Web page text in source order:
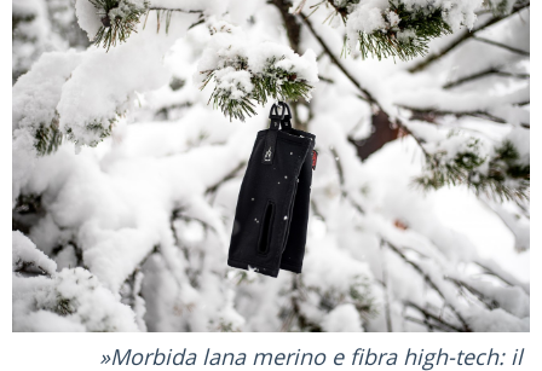
Morbida lana merino e fibra high-tech: il